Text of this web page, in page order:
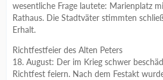
wesentliche Frage lautete: Marienplatz
Rathaus. Die Stadtväter stimmten
Erhalt.
Richtfestfeier des Alten Peters
18. August: Der im Krieg schwer
Richtfest feiern. Nach dem Festakt